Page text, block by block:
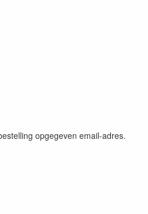
opgegeven email-adres.